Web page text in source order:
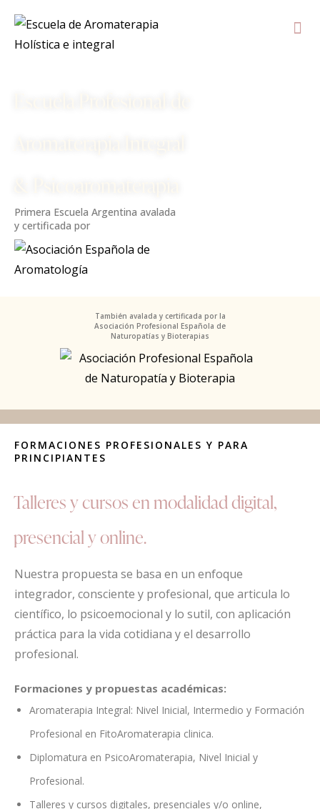
Primera Escuela Argentina avalada
y certificada por
También avalada y certificada por la
Asociación Profesional Española de
Naturopatías y Bioterapias
FORMACIONES PROFESIONALES Y PARA
PRINCIPIANTES
Talleres y cursos en modalidad digital,
presencial y online.
Nuestra propuesta se basa en un enfoque
integrador, consciente y profesional, que articula lo
científico, lo psicoemocional y lo sutil, con aplicación
práctica para la vida cotidiana y el desarrollo
profesional.
Formaciones y propuestas académicas:
Aromaterapia Integral: Nivel Inicial, Intermedio y Formación
Profesional en FitoAromaterapia clinica.
Diplomatura en PsicoAromaterapia, Nivel Inicial y
Profesional.
Talleres y cursos digitales, presenciales y/o online,